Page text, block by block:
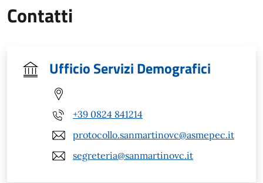
Contatti
Ufficio Servizi Demografici
+39 0824 841214
protocollo.sanmartinovc@asmepec.it
segreteria@sanmartinovc.it